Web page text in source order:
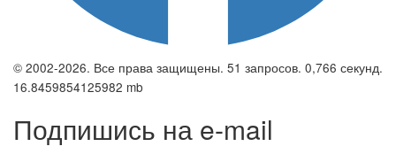
© 2002-2026. Все права защищены. 51 запросов. 0,766 секунд.
16.8459854125982 mb
Подпишись на e-mail